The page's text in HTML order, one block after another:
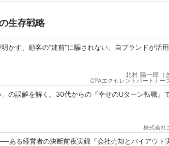
生存戦略
かす、顧客の“建前”に騙されない、自ブランドが活
北村 陽一郎（
CPAエクセレントパートナ
」の誤解を解く。30代からの『幸せのUターン転職』
株式会社
ある経営者の決断前夜実録『会社売却とバイアウト